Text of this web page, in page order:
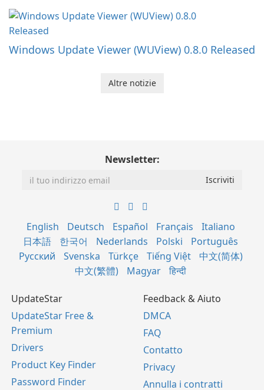
Windows Update Viewer (WUView) 0.8.0 Released
Altre notizie
Newsletter:
English Deutsch Español Français
Italiano
日本語
한국어 Nederlands Polski
Português
Русский
Svenska Türkçe Tiếng Việt
中文(简体)
中文(繁體)
Magyar हिन्दी
UpdateStar
UpdateStar Free &
Premium
Drivers
Product Key Finder
Password Finder
Feedback & Aiuto
DMCA
FAQ
Contatto
Privacy
Annulla i contratti